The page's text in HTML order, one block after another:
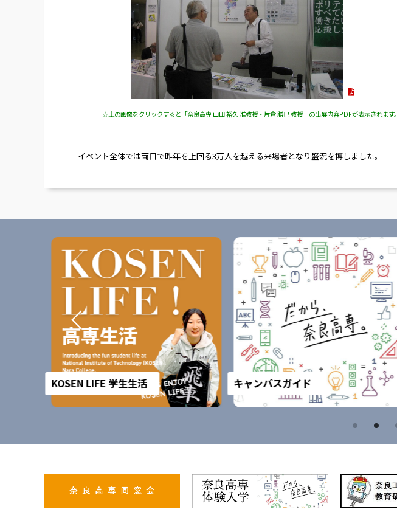
☆上の画像をクリックすると「奈良高専 山田 裕久 准教授・片倉 勝巳 教授」の出展内容PDFが表示されます。
イベント全体では両日で昨年を上回る3万人を越える来場者となり盛況を博しました。
KOSEN LIFE 学生生活 キャンパスガイド